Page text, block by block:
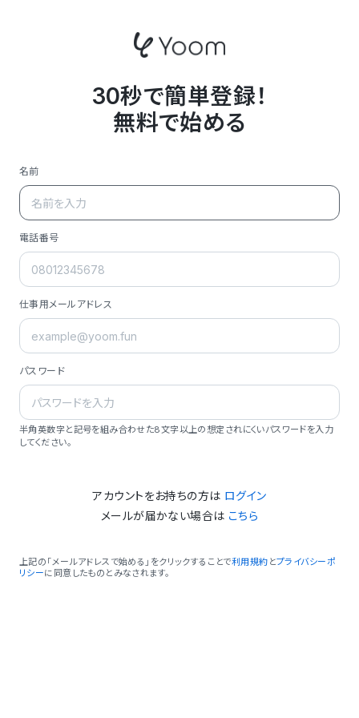
30秒で簡単登録！
無料で始める
名前
電話番号
仕事用メールアドレス
パスワード
半角英数字と記号を組み合わせた8文字以上の想定されにくいパスワードを入力
してください。
アカウントをお持ちの方は ログイン
メールが届かない場合は こちら
上記の「メールアドレスで始める」をクリックすることで利用規約 とプライバシーポ
リシーに同意したものとみなされます。